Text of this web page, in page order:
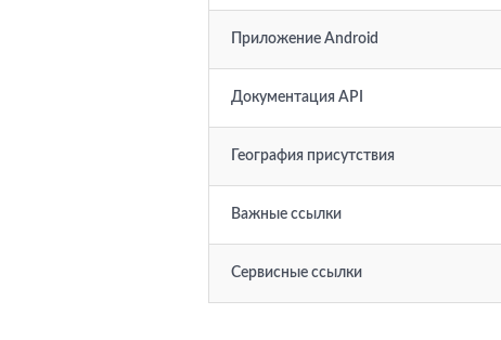
Приложение Android
Документация API
География присутствия
Важные ссылки
Сервисные ссылки